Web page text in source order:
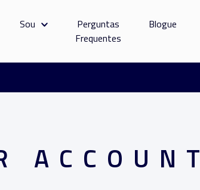
Sou
Perguntas
Frequentes
Blogue
ACCOUNT